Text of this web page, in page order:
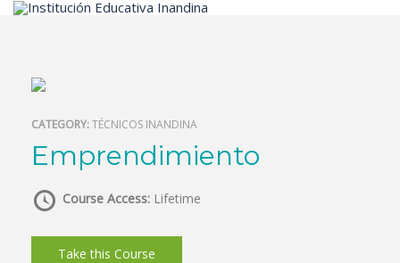
Inicio
CATEGORY:TÉCNICOS INANDINA
Emprendimiento
Course Access: Lifetime
Take this Course